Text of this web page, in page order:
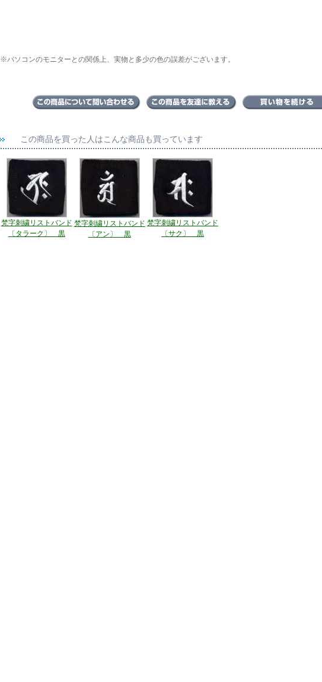
※パソコンのモニターとの関係上、実物と多少の色の誤差がございます。
この商品を買った人はこんな商品も買っています
梵字刺繍リストバンド
〔タラーク〕 黒
梵字刺繍リストバンド
〔アン〕 黒
梵字刺繍リストバンド
〔サク〕 黒